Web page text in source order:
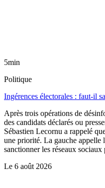
5min
Politique
Ingérences électorales : faut-il
Après trois opérations de
des candidats déclarés ou
Sébastien Lecornu a rappelé
une priorité. La gauche appelle
sanctionner les réseaux
Le 6 août 2026